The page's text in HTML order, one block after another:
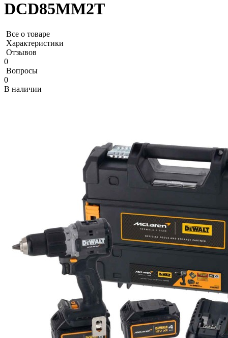
DCD85MM2T
Все о товаре
Характеристики
Отзывов
0
Вопросы
0
В наличии